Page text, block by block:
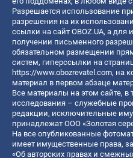
Разрешается использование
разрешения на их
ссылки на сайт OBOZ.UA, а для
получении письменного
обязательном размещении
систем, гиперссылки на
https://www.obozrevatel.com, на
материал в первом абзаце
Все материалы на этом сайте, в
исследования – служебные
редакции, исключительные
принадлежат ООО «Золотая
На все опубликованные
имеет имущественные права,
«Об авторских правах и